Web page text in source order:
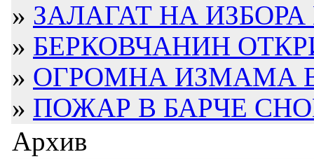
» ЗАЛАГАТ НА
» БЕРКОВЧАНИН
» ОГРОМНА ИЗМАМА В
» ПОЖАР В БАРЧЕ
Архив